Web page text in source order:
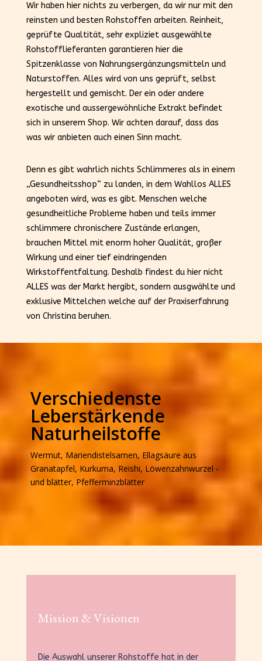
Wir haben hier nichts zu verbergen, da wir nur mit den
reinsten und besten Rohstoffen arbeiten. Reinheit,
geprüfte Qualtität, sehr expliziet ausgewählte
Rohstofflieferanten garantieren hier die
Spitzenklasse von Nahrungsergänzungsmitteln und
Naturstoffen. Alles wird von uns geprüft, selbst
hergestellt und gemischt. Der ein oder andere
exotische und aussergewöhnliche Extrakt befindet
sich in unserem Shop. Wir achten darauf, dass das
was wir anbieten auch einen Sinn macht.
Denn es gibt wahrlich nichts Schlimmeres als in einem
„Gesundheitsshop“ zu landen, in dem Wahllos ALLES
angeboten wird, was es gibt. Menschen welche
gesundheitliche Probleme haben und teils immer
schlimmere chronischere Zustände erlangen,
brauchen Mittel mit enorm hoher Qualität, großer
Wirkung und einer tief eindringenden
Wirkstoffentfaltung. Deshalb findest du hier nicht
ALLES was der Markt hergibt, sondern ausgwählte und
exklusive Mittelchen welche auf der Praxiserfahrung
von Christina beruhen.
Verschiedenste
Leberstärkende
Naturheilstoffe
Wermut, Mariendistelsamen, Ellagsäure aus
Granatapfel, Kurkuma, Reishi, Löwenzahnwurzel -
und blätter, Pfefferminzblätter
Mission & Visionen
Die Auswahl unserer Rohstoffe hat in der